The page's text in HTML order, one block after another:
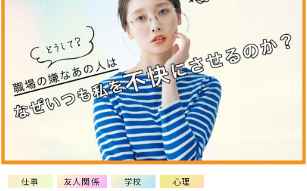
仕事 友人関係 学校 心理